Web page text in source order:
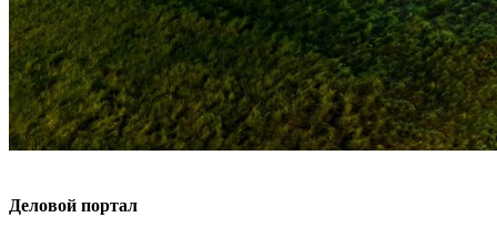
Деловой портал